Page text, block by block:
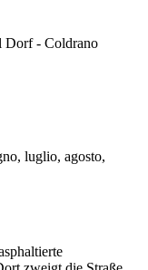
Dorf - Coldrano
luglio, agosto,